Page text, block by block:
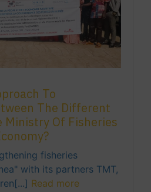
To
The Different
Ministry Of Fisheries
fisheries
with its partners TMT,
Read more